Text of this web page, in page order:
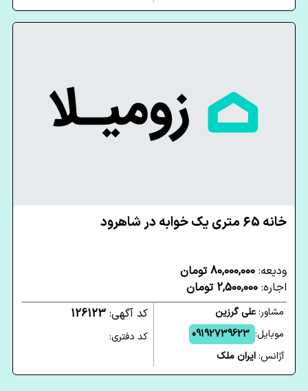
خانه 65 متری یک خوابه در شاهرود
ودیعه: 80,000,000 تومان
اجاره: 2,500,000 تومان
مشاور:علی گرزین
موبایل: 09192739623
آژانس:ایران ملک
کد آگهی: 126123
کد دفتری: